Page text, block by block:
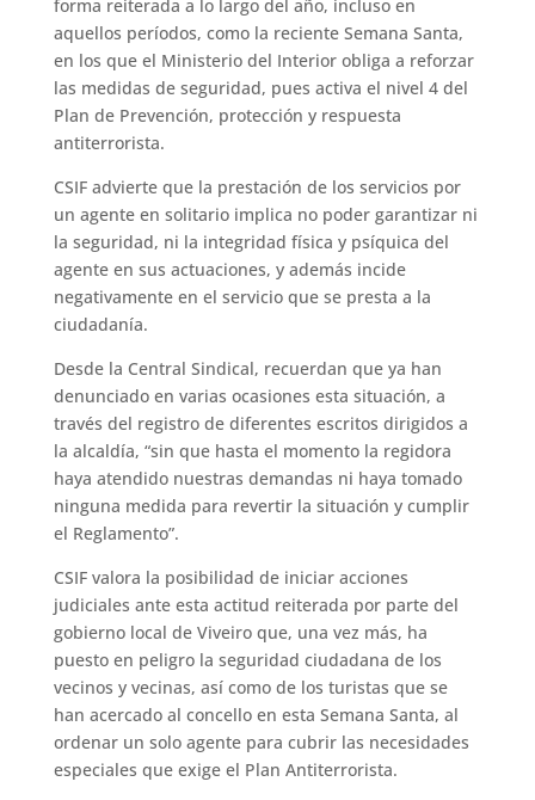
forma reiterada a lo largo del año, incluso en
aquellos períodos, como la reciente Semana Santa,
en los que el Ministerio del Interior obliga a reforzar
las medidas de seguridad, pues activa el nivel 4 del
Plan de Prevención, protección y respuesta
antiterrorista.
CSIF advierte que la prestación de los servicios por
un agente en solitario implica no poder garantizar ni
la seguridad, ni la integridad física y psíquica del
agente en sus actuaciones, y además incide
negativamente en el servicio que se presta a la
ciudadanía.
Desde la Central Sindical, recuerdan que ya han
denunciado en varias ocasiones esta situación, a
través del registro de diferentes escritos dirigidos a
la alcaldía, “sin que hasta el momento la regidora
haya atendido nuestras demandas ni haya tomado
ninguna medida para revertir la situación y cumplir
el Reglamento”.
CSIF valora la posibilidad de iniciar acciones
judiciales ante esta actitud reiterada por parte del
gobierno local de Viveiro que, una vez más, ha
puesto en peligro la seguridad ciudadana de los
vecinos y vecinas, así como de los turistas que se
han acercado al concello en esta Semana Santa, al
ordenar un solo agente para cubrir las necesidades
especiales que exige el Plan Antiterrorista.